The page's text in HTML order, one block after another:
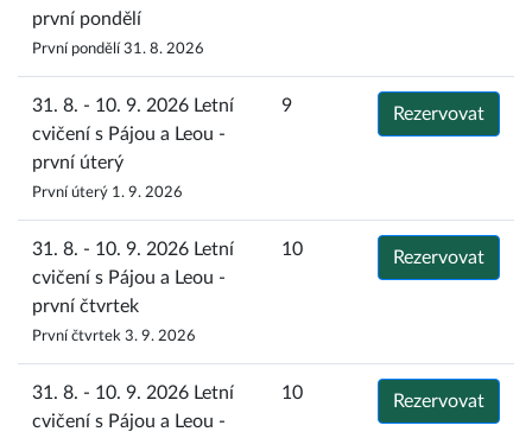
první pondělí
První pondělí 31. 8. 2026
31. 8. - 10. 9. 2026 Letní
cvičení s Pájou a Leou -
první úterý
První úterý 1. 9. 2026
9 Rezervovat
31. 8. - 10. 9. 2026 Letní
cvičení s Pájou a Leou -
první čtvrtek
První čtvrtek 3. 9. 2026
10 Rezervovat
31. 8. - 10. 9. 2026 Letní
cvičení s Pájou a Leou -
10 Rezervovat